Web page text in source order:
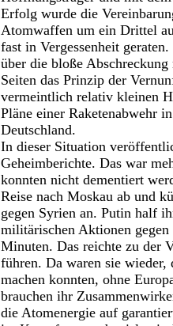
Erfolg wurde die
Atomwaffen um ein Drittel
fast in Vergessenheit
über die bloße
Seiten das Prinzip der
vermeintlich relativ kleinen
Pläne einer Raketenabwehr
Deutschland.
In dieser Situation
Geheimberichte. Das war
konnten nicht dementiert
Reise nach Moskau ab und
gegen Syrien an. Putin half
militärischen Aktionen
Minuten. Das reichte zu der
führen. Da waren sie
machen konnten, ohne
brauchen ihr
die Atomenergie auf